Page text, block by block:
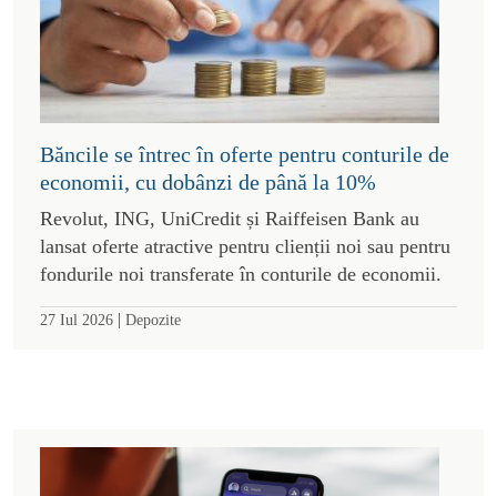
Băncile se întrec în oferte pentru conturile de
economii, cu dobânzi de până la 10%
Revolut, ING, UniCredit și Raiffeisen Bank au
lansat oferte atractive pentru clienții noi sau pentru
fondurile noi transferate în conturile de economii.
27 Iul 2026 | Depozite